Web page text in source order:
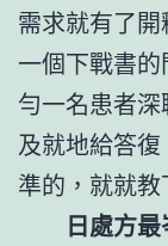
需求就有了
一個下戰書
勻一名患者
及就地給答
準的，就就教
日處方